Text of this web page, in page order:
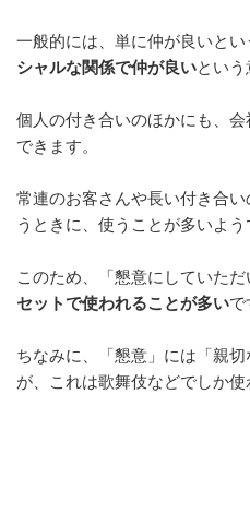
k
一般的には、単に仲が良いとい
シャルな関係で仲が良いという
個人の付き合いのほかにも、
できます。
常連のお客さんや長い付き合
うときに、使うことが多いよう
このため、「懇意にしていただ
セットで使われることが多いで
ちなみに、「懇意」には「親
が、これは歌舞伎などでしか使